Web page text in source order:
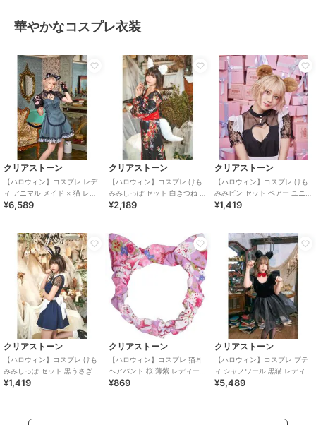
華やかなコスプレ衣装
クリアストーン
【ハロウィン】コスプレ レデ
ィ アニマル メイド × 猫 レデ
ィース グレー
¥6,589
クリアストーン
【ハロウィン】コスプレ けも
みみしっぽ セット 白きつね ユ
ニセックス ホワイト
¥2,189
クリアストーン
【ハロウィン】コスプレ けも
みみピン セット ベアー ユニセ
ックス ブラウン
¥1,419
クリアストーン
【ハロウィン】コスプレ けも
みみしっぽ セット 黒うさぎ ユ
ニセックス ブラック
¥1,419
クリアストーン
【ハロウィン】コスプレ 猫耳
ヘアバンド 桜 薄紫 レディース
パープル
¥869
クリアストーン
【ハロウィン】コスプレ プテ
ィ シャノワール 黒猫 レディー
ス ブラック ハロウィン
¥5,489